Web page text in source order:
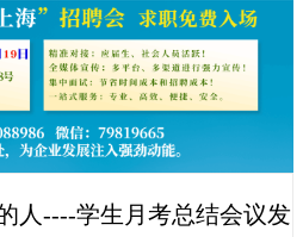
人----学生月考总结会议发